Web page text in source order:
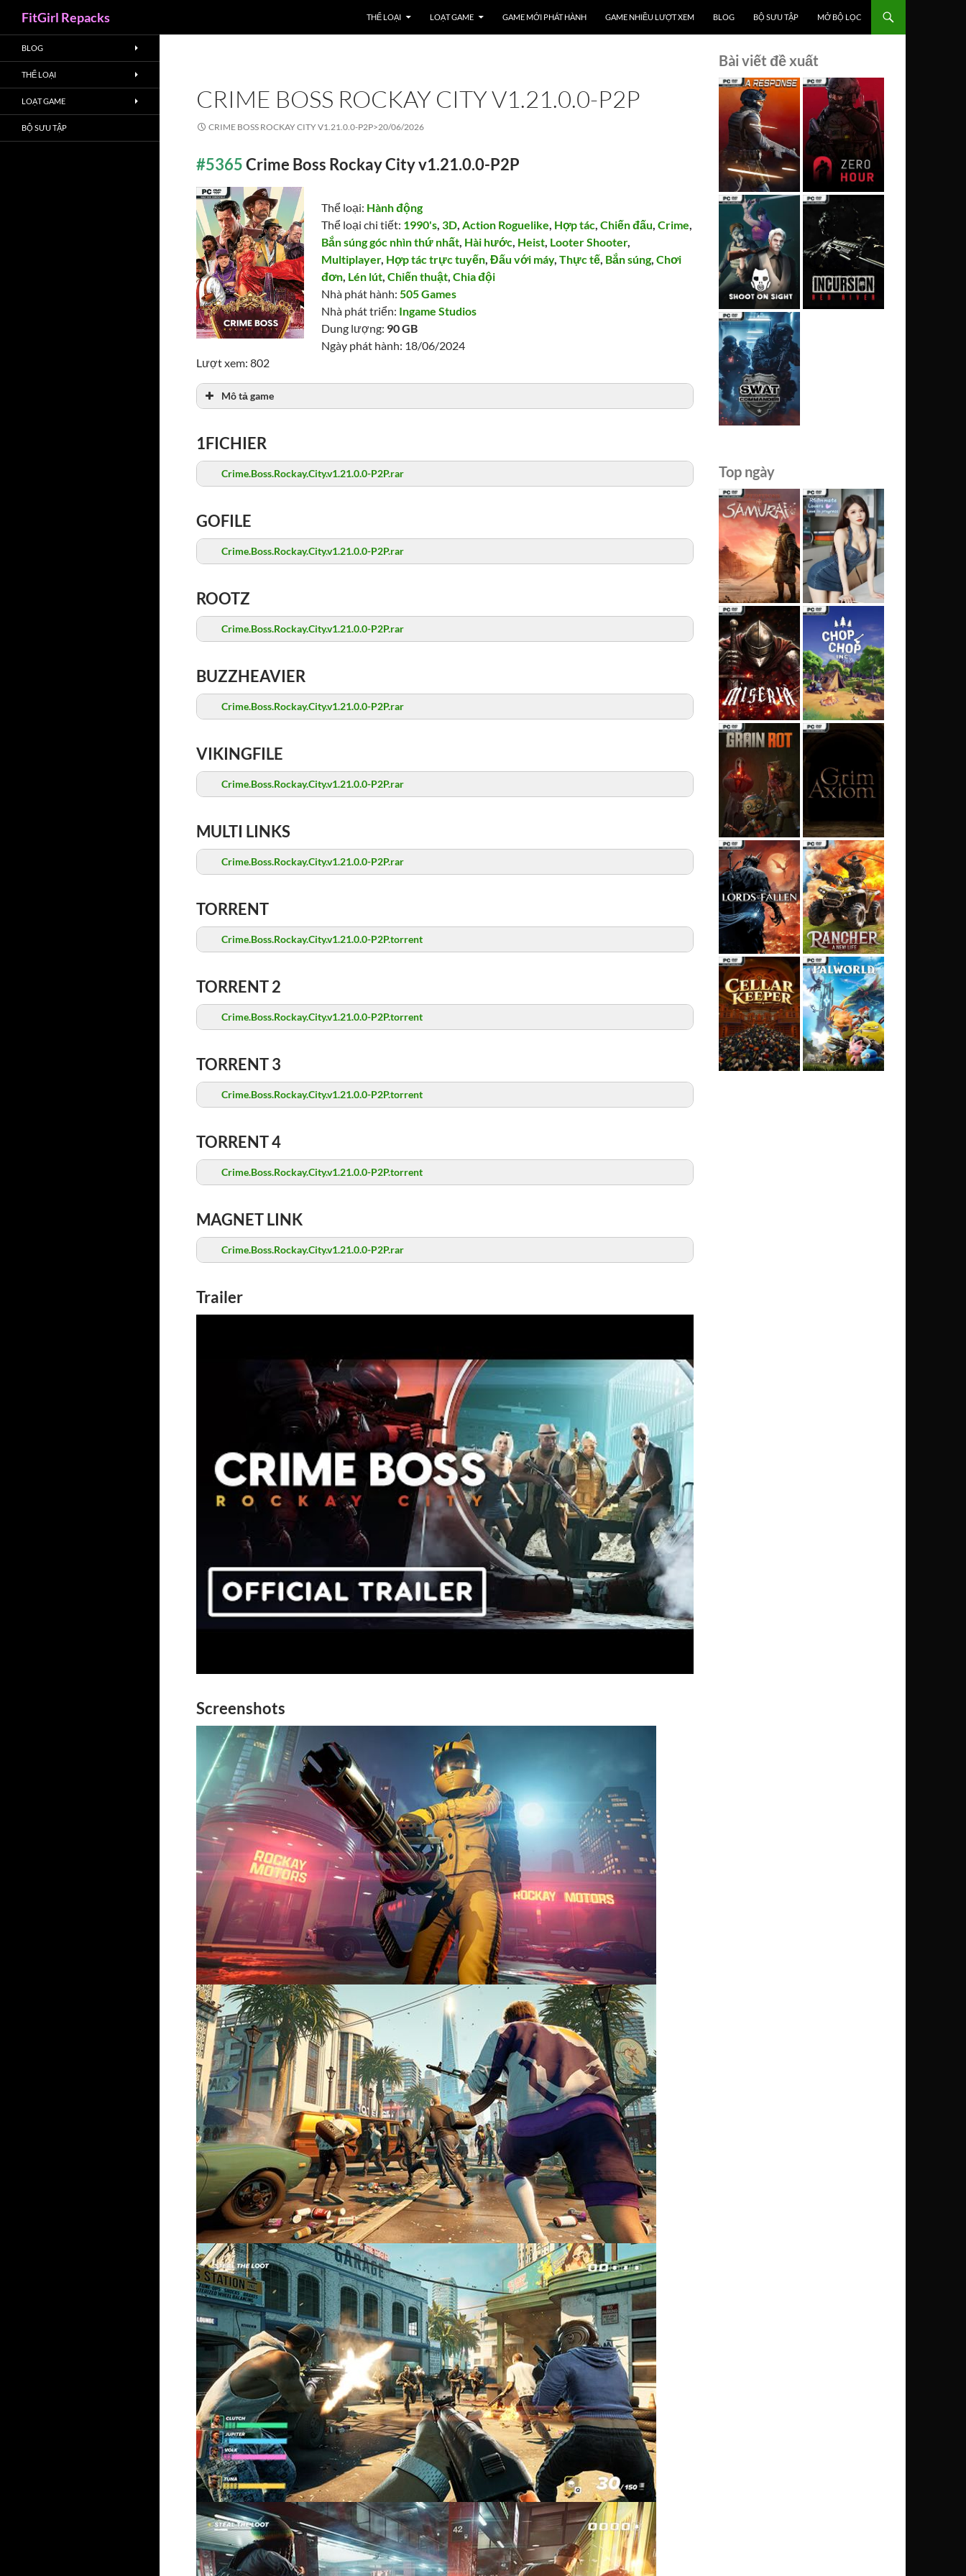
FitGirl Repacks THỂ LOẠI LOẠT GAME GAME MỚI PHÁT HÀNH GAME NHIỀU LƯỢT XEM BLOG BỘ SƯU TẬP MỞ BỘ LỌC
CRIME BOSS ROCKAY CITY V1.21.0.0-P2P
CRIME BOSS ROCKAY CITY V1.21.0.0-P2P>20/06/2026
#5365Crime Boss Rockay City v1.21.0.0-P2P
Thể loại: Hành động
Thể loại chi tiết: 1990's, 3D,Action Roguelike, Hợp tác,Chiến đấu,Crime,
Bắn súng góc nhìn thứ nhất, Hài hước, Heist, Looter Shooter,
Multiplayer, Hợp tác trực tuyến,Đấu với máy,Thực tế, Bắn súng,Chơi
đơn, Lén lút,Chiến thuật,Chia đội
Nhà phát hành:505 Games
Nhà phát triển: Ingame Studios
Dung lượng: 90 GB
Ngày phát hành: 18/06/2024
Lượt xem: 802
Mô tả game
1FICHIER
Crime.Boss.Rockay.City.v1.21.0.0-P2P.rar
GOFILE
Crime.Boss.Rockay.City.v1.21.0.0-P2P.rar
ROOTZ
Crime.Boss.Rockay.City.v1.21.0.0-P2P.rar
BUZZHEAVIER
Crime.Boss.Rockay.City.v1.21.0.0-P2P.rar
VIKINGFILE
Crime.Boss.Rockay.City.v1.21.0.0-P2P.rar
MULTI LINKS
Crime.Boss.Rockay.City.v1.21.0.0-P2P.rar
TORRENT
Crime.Boss.Rockay.City.v1.21.0.0-P2P.torrent
TORRENT 2
Crime.Boss.Rockay.City.v1.21.0.0-P2P.torrent
TORRENT 3
Crime.Boss.Rockay.City.v1.21.0.0-P2P.torrent
TORRENT 4
Crime.Boss.Rockay.City.v1.21.0.0-P2P.torrent
MAGNET LINK
Crime.Boss.Rockay.City.v1.21.0.0-P2P.rar
Trailer
Screenshots
Bài viết đề xuất
Top ngày
BLOG
THỂ LOẠI
LOẠT GAME
BỘ SƯU TẬP